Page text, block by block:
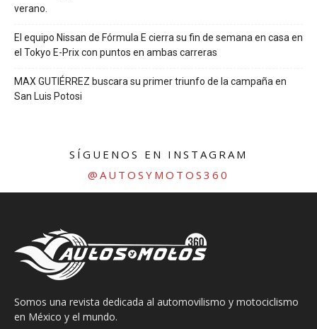
verano.
El equipo Nissan de Fórmula E cierra su fin de semana en casa en
el Tokyo E-Prix con puntos en ambas carreras
MAX GUTIÉRREZ buscara su primer triunfo de la campaña en
San Luis Potosi
SÍGUENOS EN INSTAGRAM
@AUTOSYMOTOS360
Somos una revista dedicada al automovilismo y motociclismo
en México y el mundo.